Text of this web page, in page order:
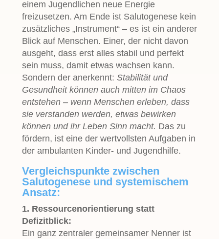
einem Jugendlichen neue Energie
freizusetzen. Am Ende ist Salutogenese kein
zusätzliches „Instrument“ – es ist ein anderer
Blick auf Menschen. Einer, der nicht davon
ausgeht, dass erst alles stabil und perfekt
sein muss, damit etwas wachsen kann.
Sondern der anerkennt: Stabilität und
Gesundheit können auch mitten im Chaos
entstehen – wenn Menschen erleben, dass
sie verstanden werden, etwas bewirken
können und ihr Leben Sinn macht. Das zu
fördern, ist eine der wertvollsten Aufgaben in
der ambulanten Kinder- und Jugendhilfe.
Vergleichspunkte zwischen
Salutogenese und systemischem
Ansatz:
1. Ressourcenorientierung statt
Defizitblick:
Ein ganz zentraler gemeinsamer Nenner ist